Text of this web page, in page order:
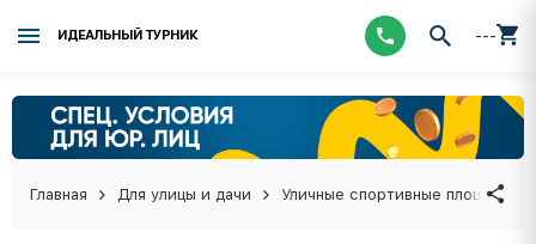
ИДЕАЛЬНЫЙ ТУРНИК ---
Главная Для улицы и дачи Уличные спортивные площадки